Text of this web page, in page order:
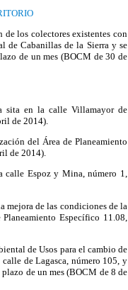
los colectores existentes con
de Cabanillas de la Sierra y se
de un mes (BOCM de 30 de
sita en la calle Villamayor de
de 2014).
del Área de Planeamiento
de 2014).
calle Espoz y Mina, número 1,
mejora de las condiciones de la
Específico 11.08,
de Usos para el cambio de
de Lagasca, número 105, y
de un mes (BOCM de 8 de